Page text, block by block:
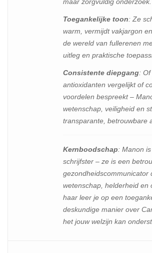
Toegankelijke toon: Ze
warm, vermijdt vakjargon
de wereld van fullerenen
uitleg en praktische
Consistente diepgang:
antioxidanten vergelijkt of
voordelen bespreekt –
wetenschap, veiligheid en
transparante, betrouwbare
Kernboodschap: Manon
schrijfster – ze is een
gezondheidscommunicator
wetenschap, helderheid en
haar leer je op een
deskundige manier over
het jouw welzijn kan